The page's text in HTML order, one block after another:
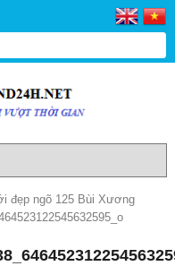
đẹp ngõ 125 Bùi Xương